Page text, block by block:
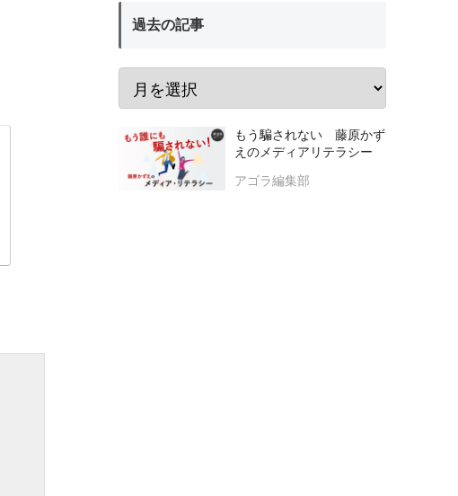
過去の記事
もう騙されない 藤原かず
えのメディアリテラシー
アゴラ編集部